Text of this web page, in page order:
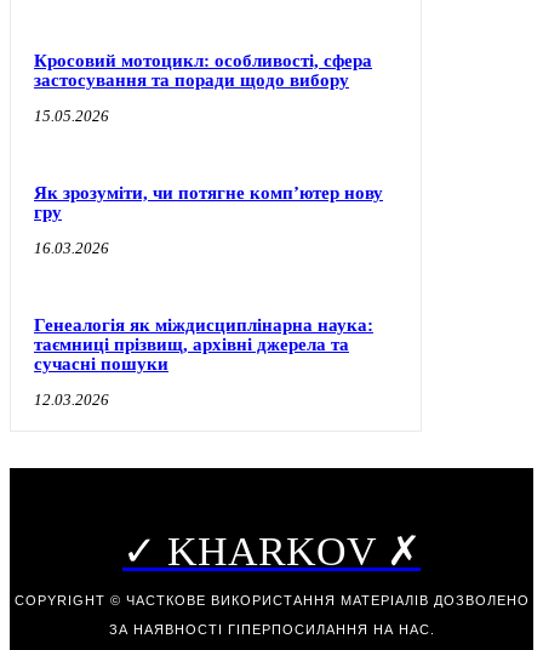
Кросовий мотоцикл: особливості, сфера
застосування та поради щодо вибору
15.05.2026
Як зрозуміти, чи потягне комп’ютер нову
гру
16.03.2026
Генеалогія як міждисциплінарна наука:
таємниці прізвищ, архівні джерела та
сучасні пошуки
12.03.2026
✓ KHARKOV ✗
COPYRIGHT © ЧАСТКОВЕ ВИКОРИСТАННЯ МАТЕРІАЛІВ ДОЗВОЛЕНО
ЗА НАЯВНОСТІ ГІПЕРПОСИЛАННЯ НА НАС.